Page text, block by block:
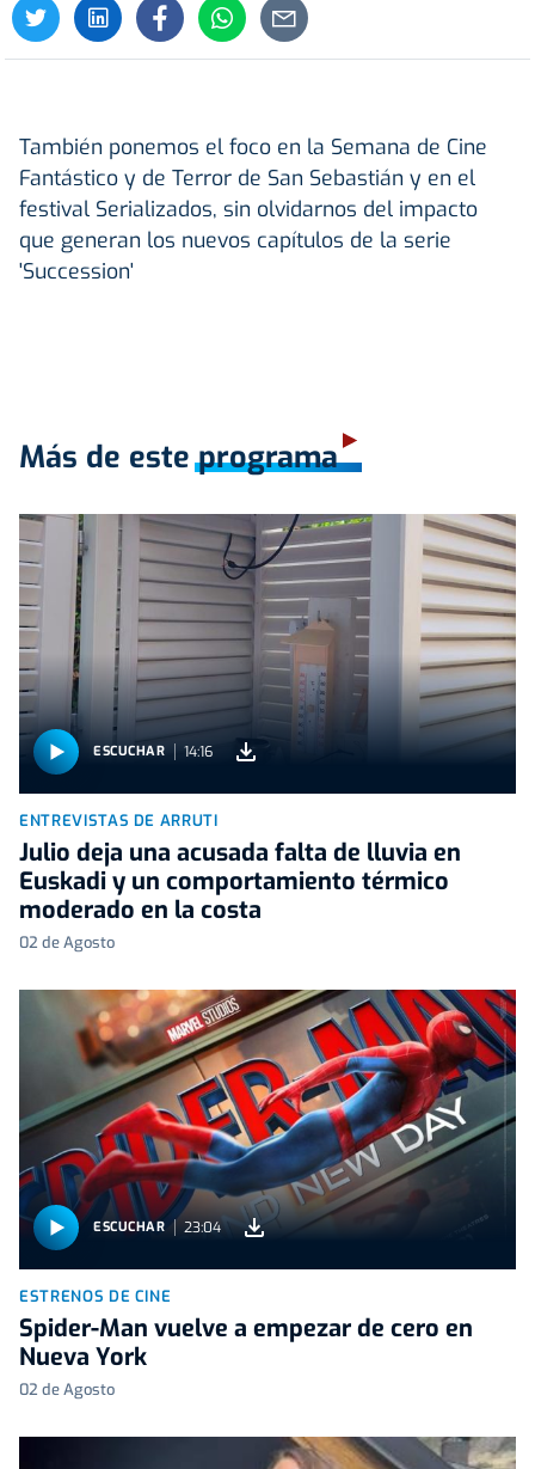
También ponemos el foco en la Semana de Cine
Fantástico y de Terror de San Sebastián y en el
festival Serializados, sin olvidarnos del impacto
que generan los nuevos capítulos de la serie
'Succession'
Más de este programa
ESCUCHAR 14:16
ENTREVISTAS DE ARRUTI
Julio deja una acusada falta de lluvia en
Euskadi y un comportamiento térmico
moderado en la costa
02 de Agosto
ESCUCHAR 23:04
ESTRENOS DE CINE
Spider-Man vuelve a empezar de cero en
Nueva York
02 de Agosto